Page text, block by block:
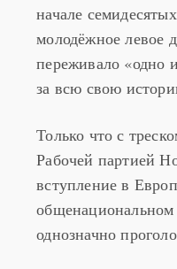
начале
молодёжное левое
переживало «одно
за всю свою
Только что с
Рабочей партией
вступление в
однозначно